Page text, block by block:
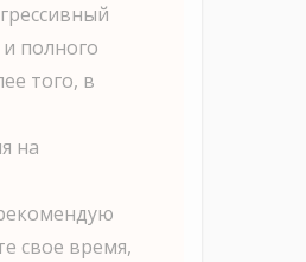
полного
того, в
на
свое время,